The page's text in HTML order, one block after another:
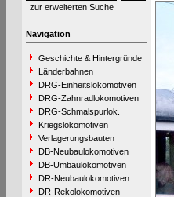
zur erweiterten Suche
Navigation
Geschichte & Hintergründe
Länderbahnen
DRG-Einheitslokomotiven
DRG-Zahnradlokomotiven
DRG-Schmalspurlok.
Kriegslokomotiven
Verlagerungsbauten
DB-Neubaulokomotiven
DB-Umbaulokomotiven
DR-Neubaulokomotiven
DR-Rekolokomotiven